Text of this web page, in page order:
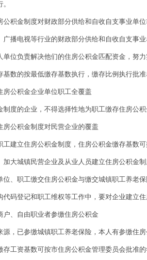
公积金制度对财政部分供给和自收自支事业单
广播电视等行业的财政部分供给和自收自支事
单位负责解决他们的住房公积金匹配资金，努
数的按最低缴存基数执行，缴存比例执行批准
房公积金企业单位职工全覆盖
制度的企业，不得选择性地为职工缴存住房公
房公积金制度对民营企业的覆盖
工建立住房公积金制度，住房公积金缴存基数
加大城镇民营企业及从业人员建立住房公积金
位、职工缴交住房公积金与缴交城镇职工养老
代码登记和职工维权等工作中，要对企业建立
户、自由职业者参缴住房公积金
源，已参缴城镇职工养老保险，本人有参缴住
存工资基数可按市住房公积金管理委员会批准